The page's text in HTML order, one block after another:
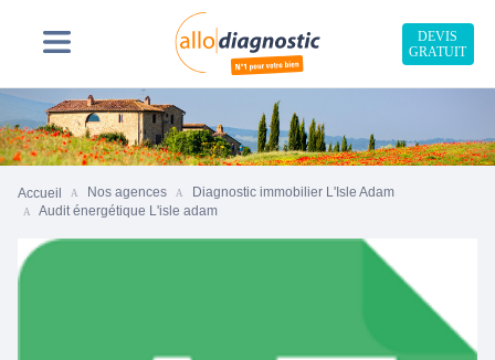
DEVIS
GRATUIT
Accueil Nos agences
Diagnostic immobilier L'Isle Adam
Audit énergétique L'isle adam